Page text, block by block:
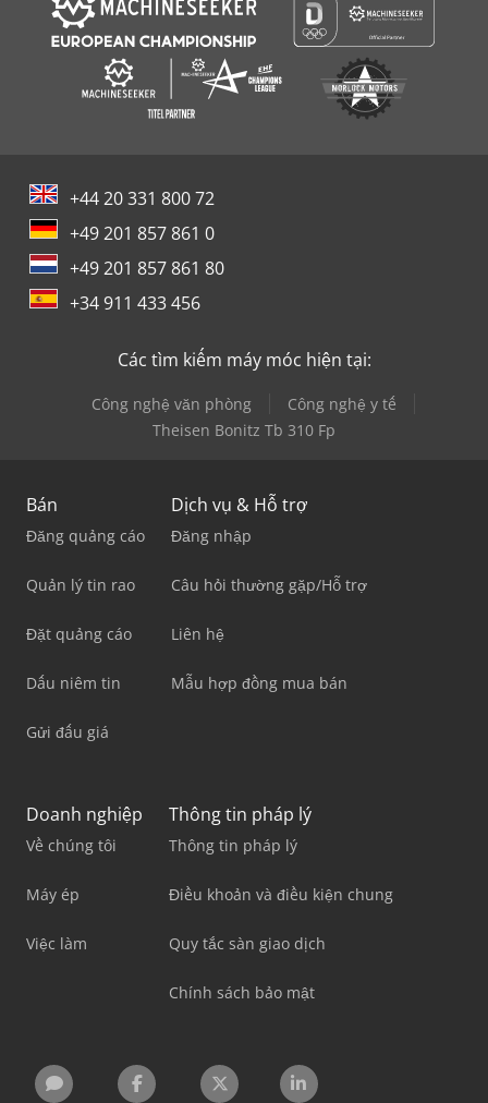
+44 20 331 800 72
+49 201 857 861 0
+49 201 857 861 80
+34 911 433 456
Các tìm kiếm máy móc hiện tại:
Công nghệ văn phòng
Công nghệ y tế
Theisen Bonitz Tb 310 Fp
Bán
Đăng quảng cáo
Quản lý tin rao
Đặt quảng cáo
Dấu niêm tin
Gửi đấu giá
Dịch vụ & Hỗ trợ
Đăng nhập
Câu hỏi thường gặp/Hỗ trợ
Liên hệ
Mẫu hợp đồng mua bán
Doanh nghiệp
Về chúng tôi
Máy ép
Việc làm
Thông tin pháp lý
Thông tin pháp lý
Điều khoản và điều kiện chung
Quy tắc sàn giao dịch
Chính sách bảo mật